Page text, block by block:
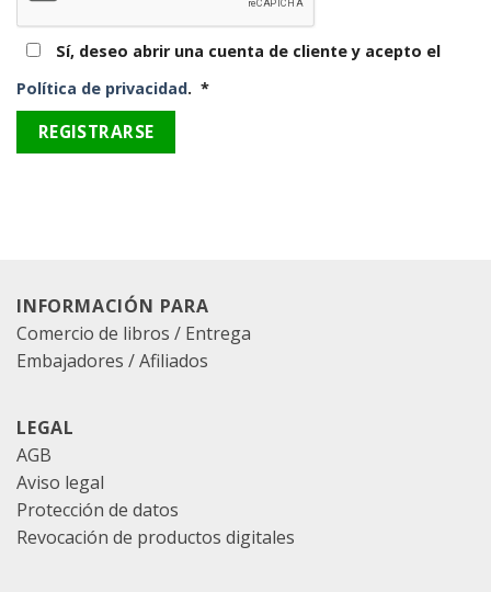
Sí, deseo abrir una cuenta de cliente y acepto el
Política de privacidad. *Obligatorio
REGISTRARSE
INFORMACIÓN PARA
Comercio de libros / Entrega
Embajadores / Afiliados
LEGAL
AGB
Aviso legal
Protección de datos
Revocación de productos digitales